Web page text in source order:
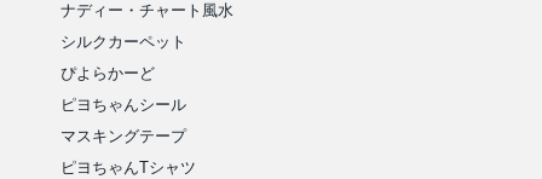
ナディー・チャート風水
シルクカーペット
ぴよらかーど
ピヨちゃんシール
マスキングテープ
ピヨちゃんTシャツ